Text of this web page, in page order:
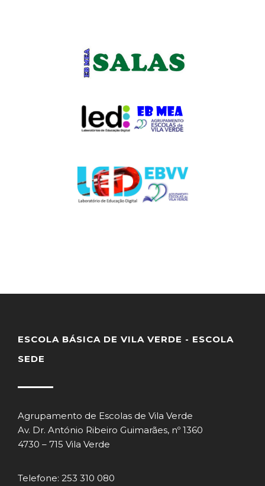
ESCOLA BÁSICA DE VILA VERDE - ESCOLA
SEDE
Agrupamento de Escolas de Vila Verde
Av. Dr. António Ribeiro Guimarães, nº 1360
4730 – 715 Vila Verde
Telefone: 253 310 080